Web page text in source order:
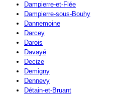
Dampierre-et-Flée
Dampierre-sous-Bouhy
Dannemoine
Darcey
Darois
Davayé
Decize
Demigny
Dennevy
Détain-et-Bruant